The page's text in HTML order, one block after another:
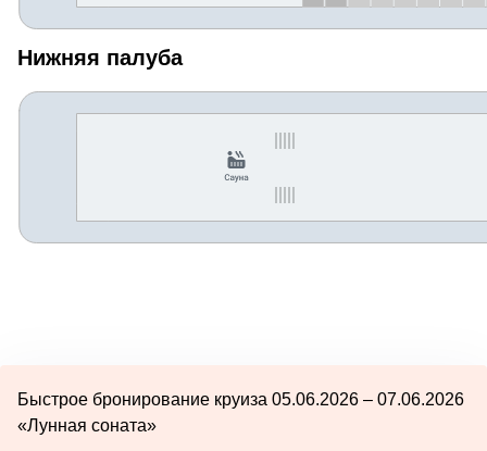
Нижняя палуба
Быстрое бронирование круиза 05.06.2026 – 07.06.2026
«Лунная соната»